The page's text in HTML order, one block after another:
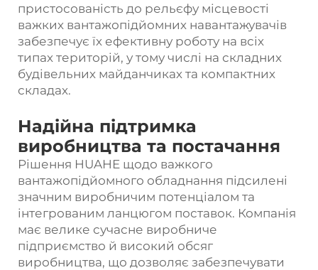
пристосованість до рельєфу місцевості
важких вантажопідйомних навантажувачів
забезпечує їх ефективну роботу на всіх
типах територій, у тому числі на складних
будівельних майданчиках та компактних
складах.
Надійна підтримка
виробництва та постачання
Рішення HUAHE щодо важкого
вантажопідйомного обладнання підсилені
значним виробничим потенціалом та
інтегрованим ланцюгом поставок. Компанія
має велике сучасне виробниче
підприємство й високий обсяг
виробництва, що дозволяє забезпечувати